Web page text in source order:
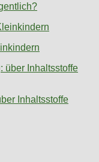
Inhaltsstoffe